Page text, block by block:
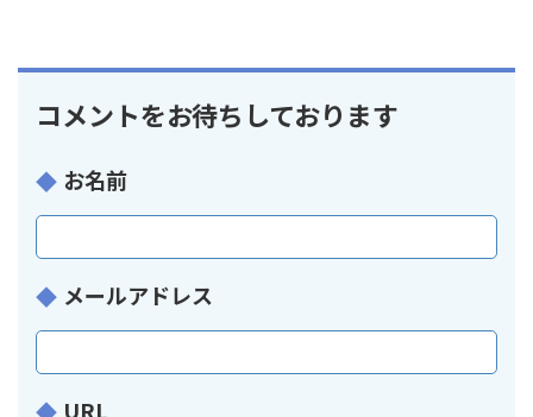
コメントをお待ちしております
お名前
メールアドレス
URL